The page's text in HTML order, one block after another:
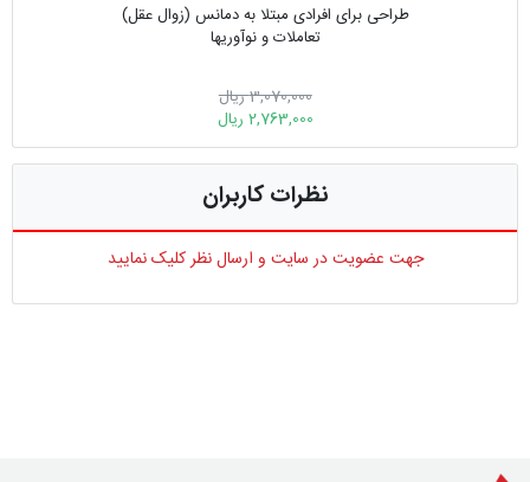
طراحی برای افرادی مبتلا به دمانس (زوال عقل)
تعاملات و نو‌آوریها
3,070,000 ریال
2,763,000 ریال
نظرات کاربران
جهت عضویت در سایت و ارسال نظر کلیک نمایید